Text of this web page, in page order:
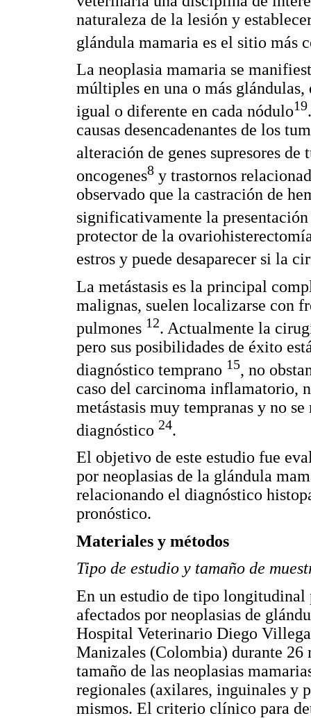
naturaleza de la lesión y
glándula mamaria es el sitio más
La neoplasia mamaria se
múltiples en una o más
igual o diferente en cada nódulo19
causas desencadenantes de los
alteración de genes supresores de
oncogenes8 y trastornos
observado que la castración de
significativamente la
protector de la
estros y puede desaparecer si la
La metástasis es la principal
malignas, suelen localizarse con
pulmones 12. Actualmente la
pero sus posibilidades de éxito
diagnóstico temprano 15, no
caso del carcinoma inflamatorio,
metástasis muy tempranas y no
diagnóstico 24.
El objetivo de este estudio fue
por neoplasias de la glándula
relacionando el diagnóstico
pronóstico.
Materiales y métodos
Tipo de estudio y tamaño de
En un estudio de tipo longitudinal
afectados por neoplasias de
Hospital Veterinario Diego
Manizales (Colombia) durante 26
tamaño de las neoplasias
regionales (axilares, inguinales y
mismos. El criterio clínico para